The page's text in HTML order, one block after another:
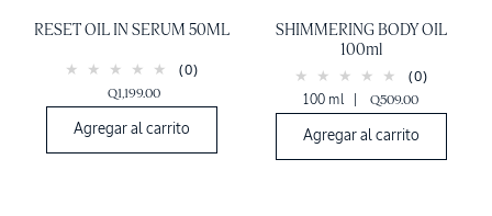
RESET OIL IN SERUM 50ML
(0)
Q1,199.00
Agregar al carrito
SHIMMERING BODY OIL
100ml
(0)
100 ml Q509.00
Agregar al carrito